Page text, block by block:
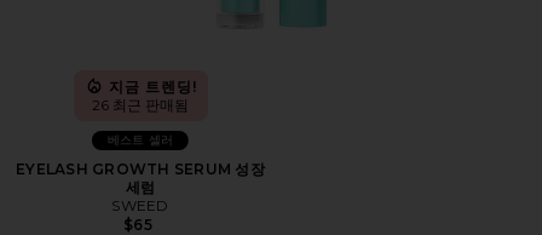
지금 트렌딩!
26 최근 판매됨
베스트 셀러
EYELASH GROWTH SERUM 성장
세럼
SWEED
$65